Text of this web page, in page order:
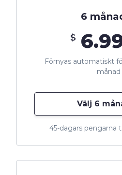
6
$
Förnyas automatiskt
månad
Välj 6
45-dagars pengarna